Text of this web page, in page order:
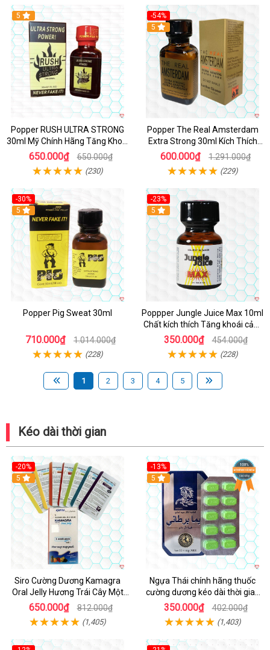
5
Popper RUSH ULTRA STRONG
30ml Mỹ Chính Hãng Tăng Khoái
Cảm
650.000₫ 650.000₫
(230)
-54%
5
Popper The Real Amsterdam
Extra Strong 30ml Kích Thích
Cường Độ Cao
600.000₫ 1.291.000₫
(229)
-30%
5
Popper Pig Sweat 30ml
710.000₫ 1.014.000₫
(228)
-23%
5
Poppper Jungle Juice Max 10ml
Chất kích thích Tăng khoái cảm
An toàn
350.000₫ 454.000₫
(228)
1 2 3 4 5
Kéo dài thời gian
-20%
5
Siro Cường Dương Kamagra
Oral Jelly Hương Trái Cây Một
Hộp 7 Gói 100g
650.000₫ 812.000₫
(1,405)
-13%
Hot
5
Ngựa Thái chính hãng thuốc
cường dương kéo dài thời gian
cho Nam hộp 10 viên
350.000₫ 402.000₫
(1,403)